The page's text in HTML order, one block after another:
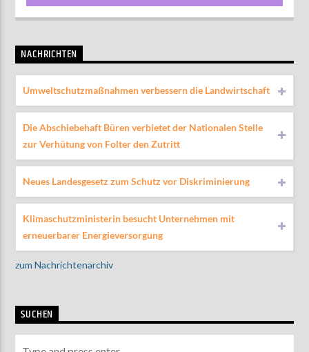
NACHRICHTEN
Umweltschutzmaßnahmen verbessern die Landwirtschaft
Die Abschiebehaft Büren verbietet der Nationalen Stelle
zur Verhütung von Folter den Zutritt
Neues Landesgesetz zum Schutz vor Diskriminierung
Klimaschutzministerin besucht Unternehmen mit
erneuerbarer Energieversorgung
zum Nachrichtenarchiv
SUCHEN